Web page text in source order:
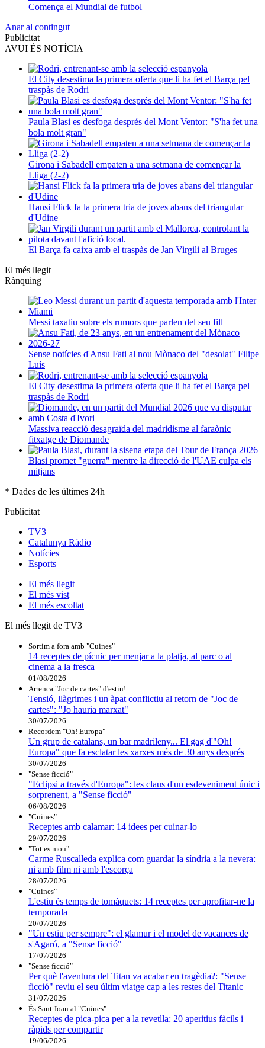
Comença el Mundial de futbol
Anar al contingut
Publicitat
AVUI ÉS NOTÍCIA
El City desestima la primera oferta que li ha fet el Barça pel
traspàs de Rodri
Paula Blasi es desfoga després del Mont Ventor: "S'ha fet una
bola molt gran"
Girona i Sabadell empaten a una setmana de començar la
Lliga (2-2)
Hansi Flick fa la primera tria de joves abans del triangular
d'Udine
El Barça fa caixa amb el traspàs de Jan Virgili al Bruges
El més llegit
Rànquing
Messi taxatiu sobre els rumors que parlen del seu fill
Sense notícies d'Ansu Fati al nou Mònaco del "desolat" Filipe
Luís
El City desestima la primera oferta que li ha fet el Barça pel
traspàs de Rodri
Massiva reacció desagraïda del madridisme al faraònic
fitxatge de Diomande
Blasi promet "guerra" mentre la direcció de l'UAE culpa els
mitjans
* Dades de les últimes 24h
Publicitat
TV3
Catalunya Ràdio
Notícies
Esports
El més llegit
El més vist
El més escoltat
El més llegit de TV3
Sortim a fora amb "Cuines"
14 receptes de pícnic per menjar a la platja, al parc o al
cinema a la fresca
01/08/2026
Arrenca "Joc de cartes" d'estiu!
Tensió, llàgrimes i un àpat conflictiu al retorn de "Joc de
cartes": "Jo hauria marxat"
30/07/2026
Recordem "Oh! Europa"
Un grup de catalans, un bar madrileny... El gag d'"Oh!
Europa" que fa esclatar les xarxes més de 30 anys després
30/07/2026
"Sense ficció"
"Eclipsi a través d'Europa": les claus d'un esdeveniment únic i
sorprenent, a "Sense ficció"
06/08/2026
"Cuines"
Receptes amb calamar: 14 idees per cuinar-lo
29/07/2026
"Tot es mou"
Carme Ruscalleda explica com guardar la síndria a la nevera:
ni amb film ni amb l'escorça
28/07/2026
"Cuines"
L'estiu és temps de tomàquets: 14 receptes per aprofitar-ne la
temporada
20/07/2026
"Un estiu per sempre": el glamur i el model de vacances de
s'Agaró, a "Sense ficció"
17/07/2026
"Sense ficció"
Per què l'aventura del Titan va acabar en tragèdia?: "Sense
ficció" reviu el seu últim viatge cap a les restes del Titanic
31/07/2026
És Sant Joan al "Cuines"
Receptes de pica-pica per a la revetlla: 20 aperitius fàcils i
ràpids per compartir
19/06/2026